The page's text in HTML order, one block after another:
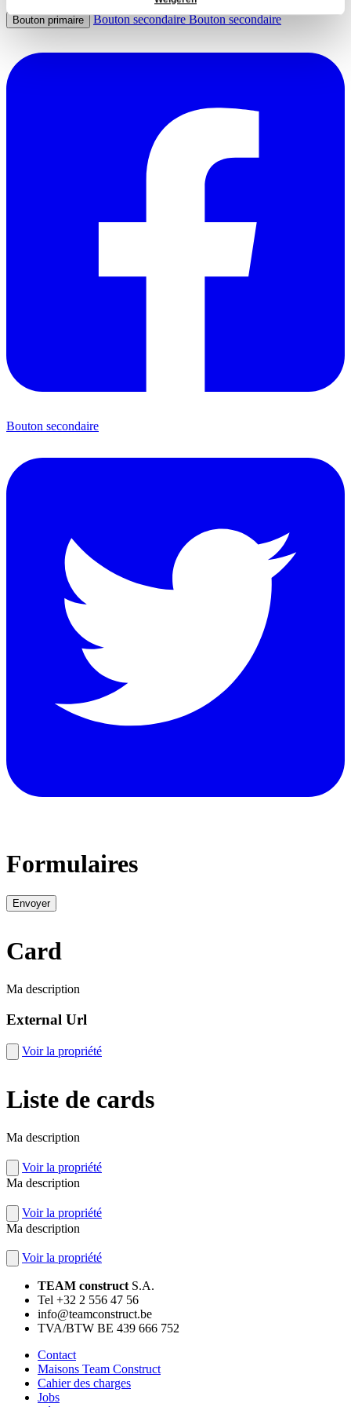
Bouton primaire Bouton secondaireBouton secondaire
Bouton secondaire
Formulaires
Envoyer
Card
Ma description
External Url
Voir la propriété
Liste de cards
Ma description
Voir la propriété
Ma description
Voir la propriété
Ma description
Voir la propriété
TEAM constructS.A.
Tel +32 2 556 47 56
info@teamconstruct.be
TVA/BTW BE 439 666 752
Contact
Maisons Team Construct
Cahier des charges
Jobs